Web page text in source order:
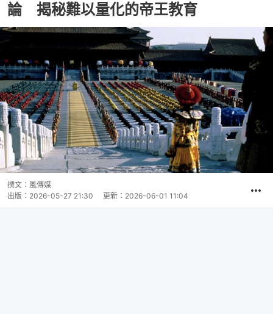
論 揭秘難以量化的帝王教育
撰文： 風傳媒
出版： 2026-05-27 21:30 更新： 2026-06-01 11:04